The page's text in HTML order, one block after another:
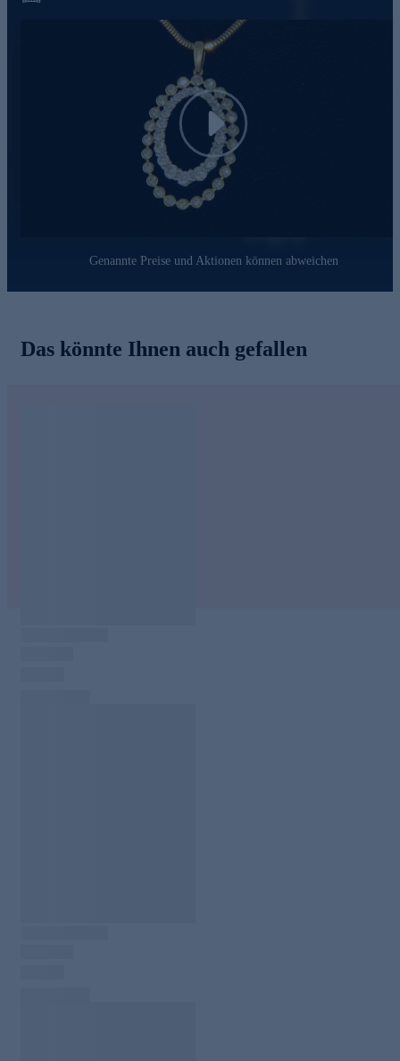
Schmuckstücke angeht, gehen wir keine Kompromisse ein.
Aus diesem Grund werden unsere Schmuckwaren von unserer
Qualitätssicherung und seitens des Lieferanten strengsten
Prüfprozessen unterzogen. Unter anderem beinhalten unsere
Prüfprozesse Prüfungen auf Konformität mit den
Bestimmungen der Schweizer Edelmetallkontrollgesetzgebung.
Play
Genannte Preise und Aktionen können abweichen
Das könnte Ihnen auch gefallen